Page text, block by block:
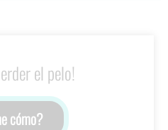
el pelo!
cómo?